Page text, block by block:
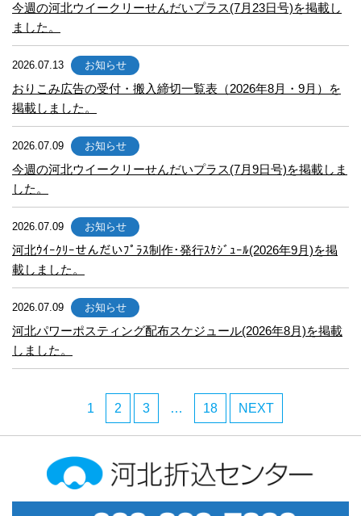
今週の河北ウイークリーせんだいプラス(7月23日号)を掲載し
ました。
2026.07.13 お知らせ
おりこみ広告の受付・搬入締切一覧表（2026年8月・9月）を
掲載しました。
2026.07.09 お知らせ
今週の河北ウイークリーせんだいプラス(7月9日号)を掲載しま
した。
2026.07.09 お知らせ
河北ｳｲｰｸﾘｰせんだいﾌﾟﾗｽ制作･発行ｽｹｼﾞｭｰﾙ(2026年9月)を掲
載しました。
2026.07.09 お知らせ
河北パワーポスティング配布スケジュール(2026年8月)を掲載
しました。
1 2 3 … 18 NEXT
河北折込センター